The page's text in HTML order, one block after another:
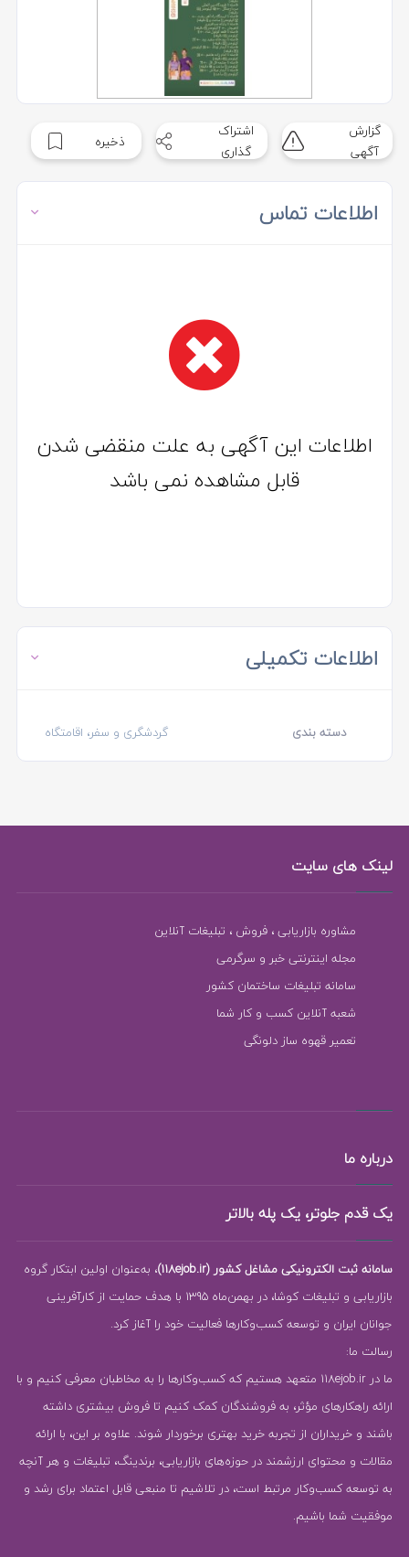
گزارش
آگهی
اشتراک
گذاری
ذخیره
اطلاعات تماس
اطلاعات این آگهی به علت منقضی شدن
قابل مشاهده نمی باشد
اطلاعات تکمیلی
دسته بندی گردشگری و سفر، اقامتگاه
لینک های سایت
مشاوره بازاریابی ، فروش ، تبلیغات آنلاین
مجله اینترنتی خبر و سرگرمی
سامانه تبلیغات ساختمان کشور
شعبه آنلاین کسب و کار شما
تعمیر قهوه ساز دلونگی
درباره ما
یک قدم جلوتر، یک پله بالاتر
سامانه ثبت الکترونیکی مشاغل کشور (118ejob.ir)
، به‌عنوان اولین ابتکار گروه
بازاریابی و تبلیغات کوشا، در بهمن‌ماه 1395 با هدف حمایت از کارآفرینی
جوانان ایران و توسعه کسب‌وکارها فعالیت خود را آغاز کرد.
رسالت ما:
ما در 118ejob.ir متعهد هستیم که کسب‌وکارها را به مخاطبان معرفی کنیم و با
ارائه راهکارهای مؤثر، به فروشندگان کمک کنیم تا فروش بیشتری داشته
باشند و خریداران از تجربه خرید بهتری برخوردار شوند. علاوه بر این، با ارائه
مقالات و محتوای ارزشمند در حوزه‌های بازاریابی، برندینگ، تبلیغات و هر آنچه
به توسعه کسب‌وکار مرتبط است، در تلاشیم تا منبعی قابل اعتماد برای رشد و
موفقیت شما باشیم.